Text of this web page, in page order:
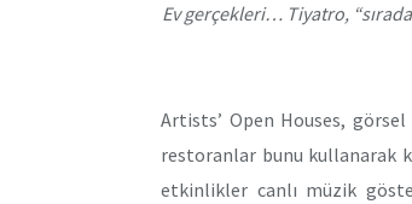
Ev gerçekleri… Tiyatro,
Artists’ Open Houses,
restoranlar bunu kullanarak
etkinlikler canlı müzik